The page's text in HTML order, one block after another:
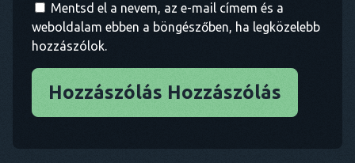
Mentsd el a nevem, az e-mail címem és a
weboldalam ebben a böngészőben, ha legközelebb
hozzászólok.
Hozzászólás Hozzászólás